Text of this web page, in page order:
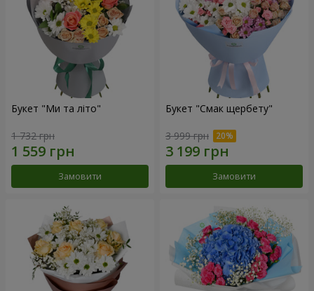
Букет "Ми та літо"
1 732 грн
Замовити
Букет "Смак щербету"
3 999 грн
Замовити